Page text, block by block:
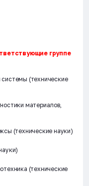
группе
(технические
материалов,
(технические науки)
(технические